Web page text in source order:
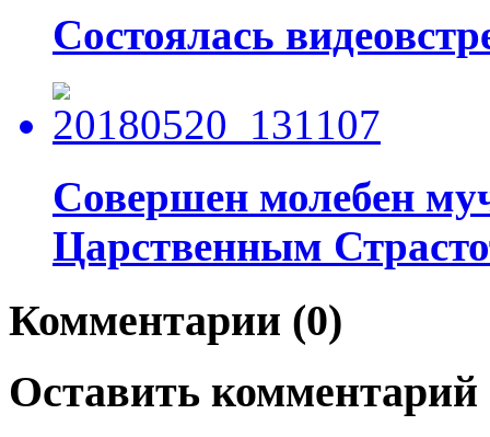
Состоялась
Совершен молебен
Царственным
Комментарии (0)
Оставить комментарий